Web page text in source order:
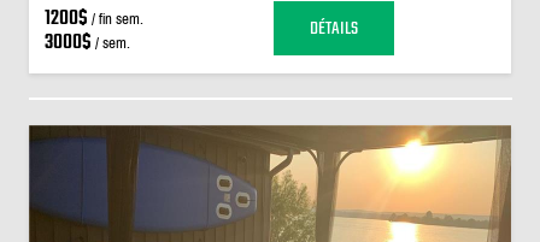
1200$ / fin sem.
3000$ / sem. DÉTAILS